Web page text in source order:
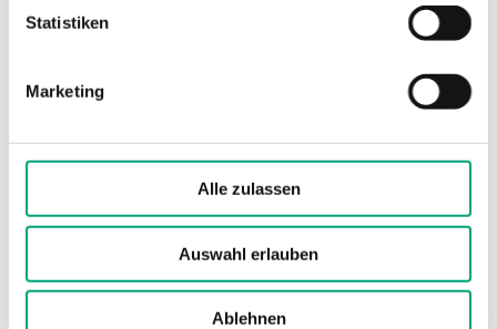
Statistiken
Marketing
Alle zulassen
Auswahl erlauben
Ablehnen
Regelventil, DN15-50, Kvs 0,63-40, Rotguss,
Lüftung
Anschlussarten
BSP-Außengewinde
gemäß according to ISO
228/1